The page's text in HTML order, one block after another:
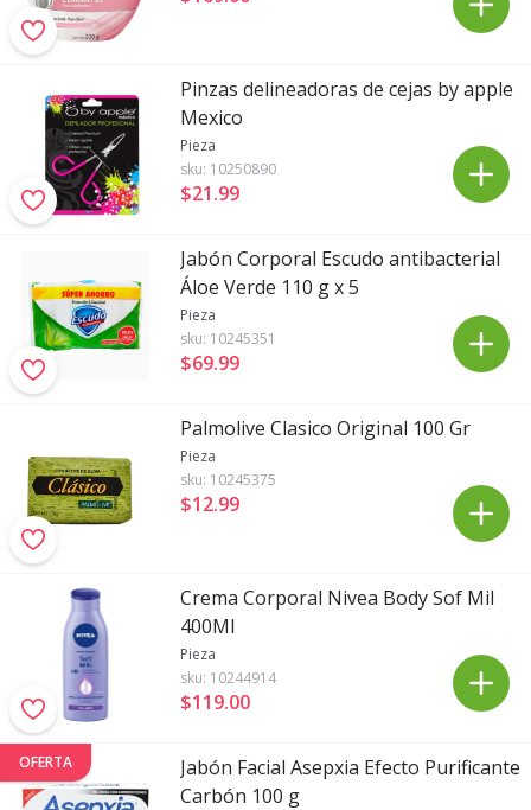
Pinzas delineadoras de cejas by apple
Mexico
Pieza
sku: 10250890
$21.99
Jabón Corporal Escudo antibacterial
Áloe Verde 110 g x 5
Pieza
sku: 10245351
$69.99
Palmolive Clasico Original 100 Gr
Pieza
sku: 10245375
$12.99
Crema Corporal Nivea Body Sof Mil
400Ml
Pieza
sku: 10244914
$119.00
OFERTA
Jabón Facial Asepxia Efecto Purificante
Carbón 100 g